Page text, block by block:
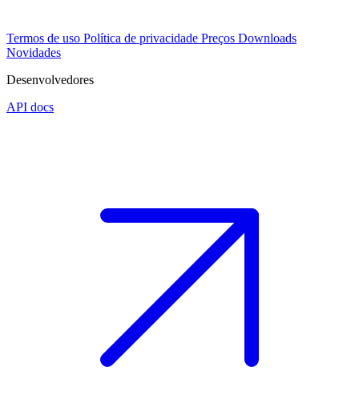
Termos de uso Política de privacidade Preços Downloads
Novidades
Desenvolvedores
API docs